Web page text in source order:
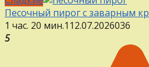
Песочный пирог с заварным
1 час. 20 мин.1 12.07.2026036
5